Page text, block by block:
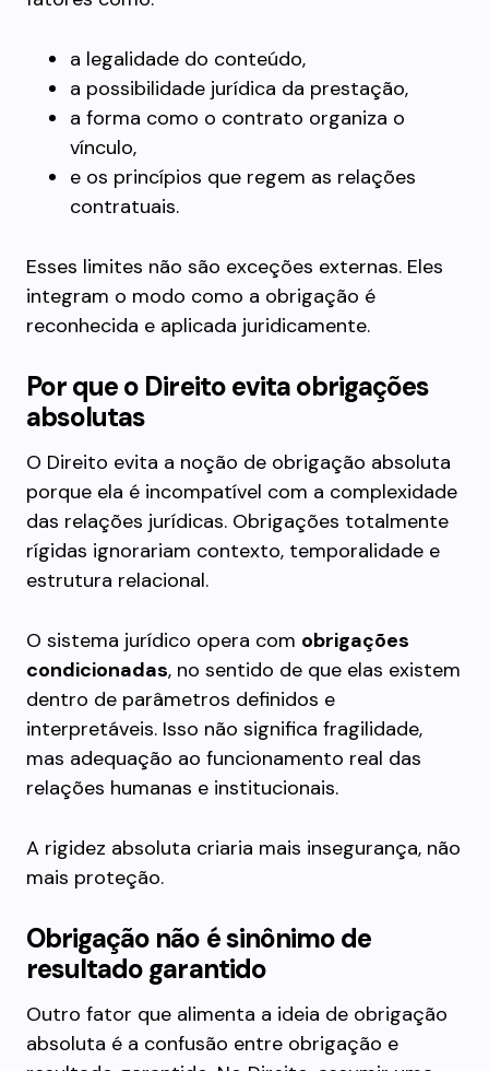
a legalidade do conteúdo,
a possibilidade jurídica da prestação,
a forma como o contrato organiza o
vínculo,
e os princípios que regem as relações
contratuais.
Esses limites não são exceções externas. Eles
integram o modo como a obrigação é
reconhecida e aplicada juridicamente.
Por que o Direito evita obrigações
absolutas
O Direito evita a noção de obrigação absoluta
porque ela é incompatível com a complexidade
das relações jurídicas. Obrigações totalmente
rígidas ignorariam contexto, temporalidade e
estrutura relacional.
O sistema jurídico opera com obrigações
condicionadas, no sentido de que elas existem
dentro de parâmetros definidos e
interpretáveis. Isso não significa fragilidade,
mas adequação ao funcionamento real das
relações humanas e institucionais.
A rigidez absoluta criaria mais insegurança, não
mais proteção.
Obrigação não é sinônimo de
resultado garantido
Outro fator que alimenta a ideia de obrigação
absoluta é a confusão entre obrigação e